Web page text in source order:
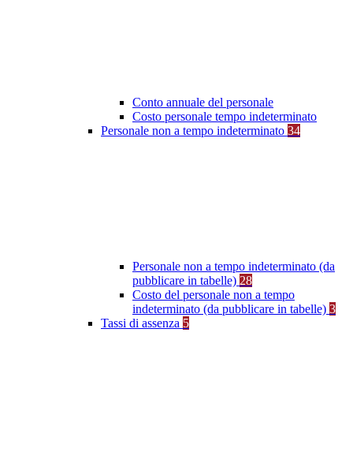
Conto annuale del personale
Costo personale tempo indeterminato
Personale non a tempo indeterminato 34
Personale non a tempo indeterminato (da
pubblicare in tabelle) 28
Costo del personale non a tempo
indeterminato (da pubblicare in tabelle) 3
Tassi di assenza 5